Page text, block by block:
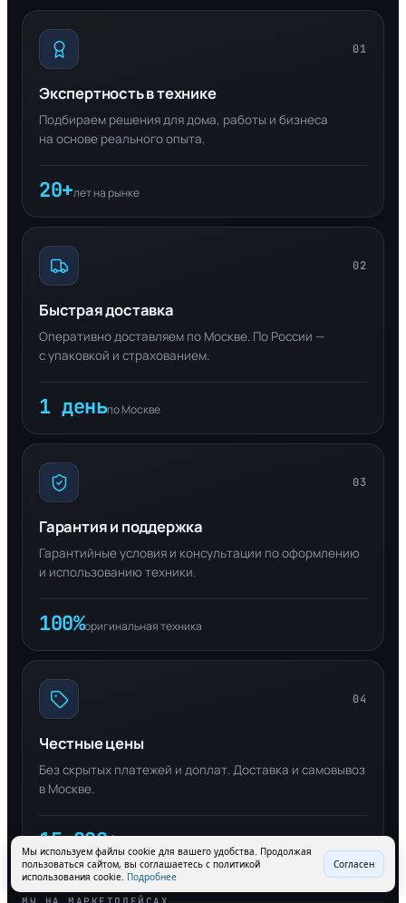
01
Экспертность в технике
Подбираем решения для дома, работы и бизнеса
на основе реального опыта.
20+лет на рынке
02
Быстрая доставка
Оперативно доставляем по Москве. По России —
с упаковкой и страхованием.
1 деньпо Москве
03
Гарантия и поддержка
Гарантийные условия и консультации по оформлению
и использованию техники.
100%оригинальная техника
04
Честные цены
Без скрытых платежей и доплат. Доставка и самовывоз
в Москве.
15 000+
Мы используем файлы cookie для вашего удобства. Продолжая
пользоваться сайтом, вы соглашаетесь с политикой
использования cookie. Подробнее
Согласен